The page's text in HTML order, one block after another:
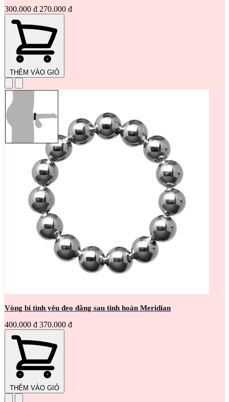
300.000 đ 270.000 đ
THÊM VÀO GIỎ
Vòng bi tình yêu đeo đằng sau tinh hoàn Meridian
400.000 đ 370.000 đ
THÊM VÀO GIỎ